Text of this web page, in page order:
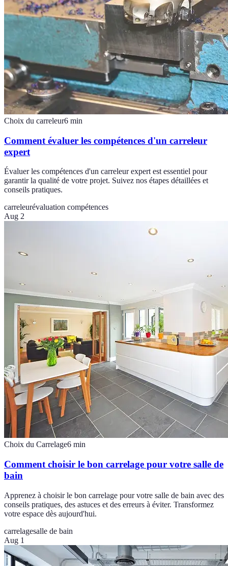
Choix du carreleur6 min
Comment évaluer les compétences d'un carreleur
expert
Évaluer les compétences d'un carreleur expert est essentiel pour
garantir la qualité de votre projet. Suivez nos étapes détaillées et
conseils pratiques.
carreleurévaluation compétences
Aug 2
Choix du Carrelage6 min
Comment choisir le bon carrelage pour votre salle de
bain
Apprenez à choisir le bon carrelage pour votre salle de bain avec des
conseils pratiques, des astuces et des erreurs à éviter. Transformez
votre espace dès aujourd'hui.
carrelagesalle de bain
Aug 1